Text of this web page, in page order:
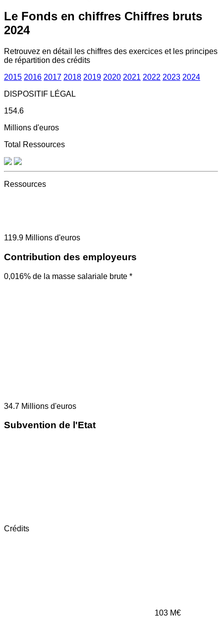
Le Fonds en chiffres Chiffres bruts
2024
Retrouvez en détail les chiffres des exercices et les principes
de répartition des crédits
2015 2016 2017 2018 2019 2020 2021 2022 2023 2024
DISPOSITIF LÉGAL
154.6
Millions d'euros
Total Ressources
Ressources
119.9 Millions d'euros
Contribution des employeurs
0,016% de la masse salariale brute *
34.7 Millions d'euros
Subvention de l'Etat
Crédits
103 M€